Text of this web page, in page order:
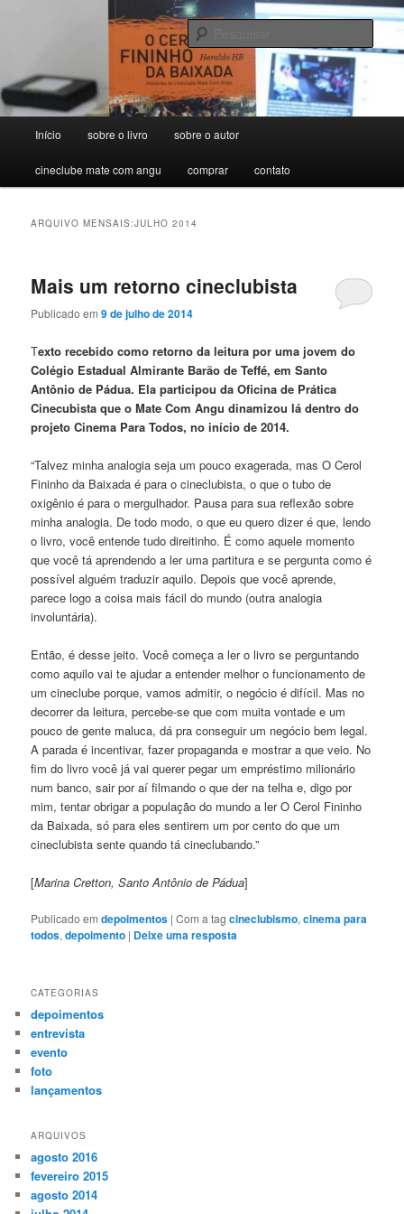
principal
secundárioO Cerol Fininho da Baixada –
Histórias do cineclube Mate Com
Angu
principal
Início sobre o livro sobre o autor
cineclube mate com angu comprar contato
ARQUIVO MENSAIS:JULHO 2014
Mais um retorno cineclubista
Publicado em9 de julho de 2014
Texto recebido como retorno da leitura por uma jovem do
Colégio Estadual Almirante Barão de Teffé, em Santo
Antônio de Pádua. Ela participou da Oficina de Prática
Cinecubista que o Mate Com Angu dinamizou lá dentro do
projeto Cinema Para Todos, no início de 2014.
“Talvez minha analogia seja um pouco exagerada, mas O Cerol
Fininho da Baixada é para o cineclubista, o que o tubo de
oxigênio é para o mergulhador. Pausa para sua reflexão sobre
minha analogia. De todo modo, o que eu quero dizer é que, lendo
o livro, você entende tudo direitinho. É como aquele momento
que você tá aprendendo a ler uma partitura e se pergunta como é
possível alguém traduzir aquilo. Depois que você aprende,
parece logo a coisa mais fácil do mundo (outra analogia
involuntária).
Então, é desse jeito. Você começa a ler o livro se perguntando
como aquilo vai te ajudar a entender melhor o funcionamento de
um cineclube porque, vamos admitir, o negócio é difícil. Mas no
decorrer da leitura, percebe-se que com muita vontade e um
pouco de gente maluca, dá pra conseguir um negócio bem legal.
A parada é incentivar, fazer propaganda e mostrar a que veio. No
fim do livro você já vai querer pegar um empréstimo milionário
num banco, sair por aí filmando o que der na telha e, digo por
mim, tentar obrigar a população do mundo a ler O Cerol Fininho
da Baixada, só para eles sentirem um por cento do que um
cineclubista sente quando tá cineclubando.”
[Marina Cretton, Santo Antônio de Pádua]
Publicado em depoimentos |Com a tagcineclubismo,cinema para
todos,depoimento | Deixe uma resposta
CATEGORIAS
depoimentos
entrevista
evento
foto
lançamentos
ARQUIVOS
agosto 2016
fevereiro 2015
agosto 2014